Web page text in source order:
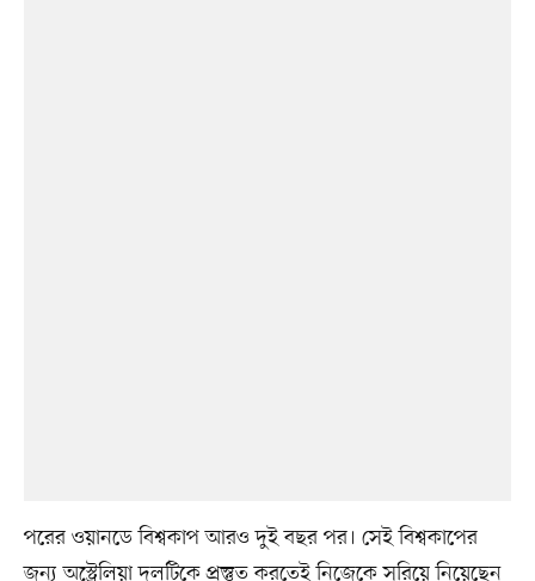
পরের ওয়ানডে বিশ্বকাপ আরও দুই বছর পর। সেই বিশ্বকাপের
জন্য অস্ট্রেলিয়া দলটিকে প্রস্তুত করতেই নিজেকে সরিয়ে নিয়েছেন